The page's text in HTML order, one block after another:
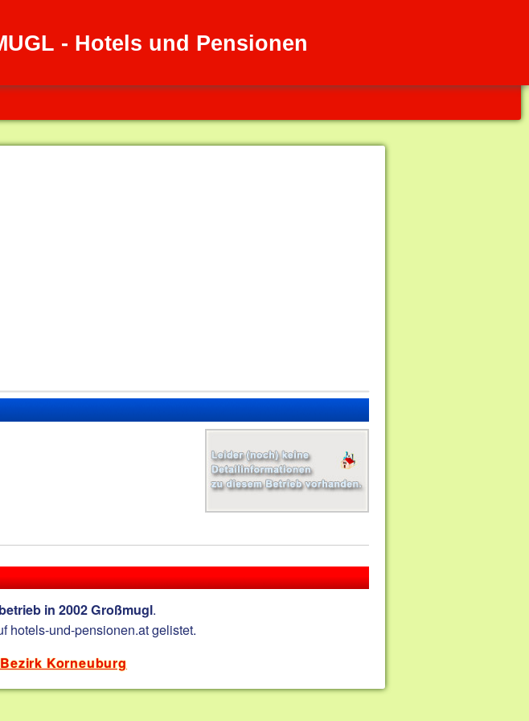
- Hotels und Pensionen
in 2002 Großmugl.
hotels-und-pensionen.at gelistet.
Korneuburg